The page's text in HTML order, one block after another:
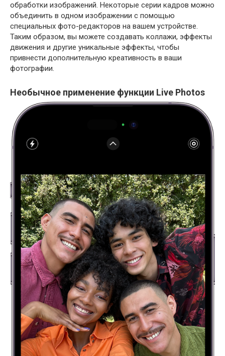
обработки изображений. Некоторые серии кадров можно
объединить в одном изображении с помощью
специальных фото-редакторов на вашем устройстве.
Таким образом, вы можете создавать коллажи, эффекты
движения и другие уникальные эффекты, чтобы
привнести дополнительную креативность в ваши
фотографии.
Необычное применение функции Live Photos